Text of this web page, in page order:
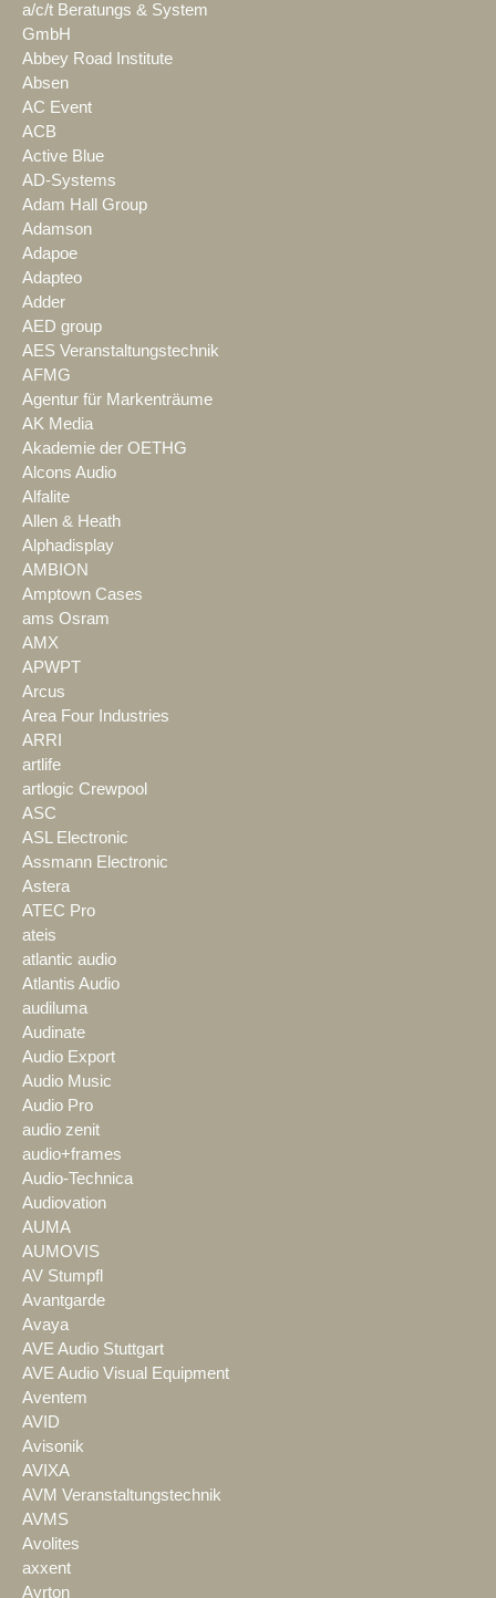
a/c/t Beratungs & System
GmbH
Abbey Road Institute
Absen
AC Event
ACB
Active Blue
AD-Systems
Adam Hall Group
Adamson
Adapoe
Adapteo
Adder
AED group
AES Veranstaltungstechnik
AFMG
Agentur für Markenträume
AK Media
Akademie der OETHG
Alcons Audio
Alfalite
Allen & Heath
Alphadisplay
AMBION
Amptown Cases
ams Osram
AMX
APWPT
Arcus
Area Four Industries
ARRI
artlife
artlogic Crewpool
ASC
ASL Electronic
Assmann Electronic
Astera
ATEC Pro
ateis
atlantic audio
Atlantis Audio
audiluma
Audinate
Audio Export
Audio Music
Audio Pro
audio zenit
audio+frames
Audio-Technica
Audiovation
AUMA
AUMOVIS
AV Stumpfl
Avantgarde
Avaya
AVE Audio Stuttgart
AVE Audio Visual Equipment
Aventem
AVID
Avisonik
AVIXA
AVM Veranstaltungstechnik
AVMS
Avolites
axxent
Ayrton